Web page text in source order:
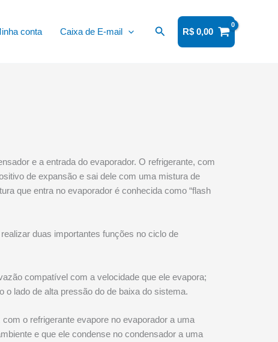
conta Caixa de E-mail Pesquisar
R$ 0,00
e a entrada do evaporador. O refrigerante, com
de expansão e sai dele com uma mistura de
que entra no evaporador é conhecida como “flash
duas importantes funções no ciclo de
compatível com a velocidade que ele evapora;
o lado de alta pressão do de baixa do sistema.
o refrigerante evapore no evaporador a uma
e que ele condense no condensador a uma